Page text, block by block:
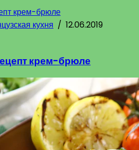
кухня / 12.06.2019
крем-брюле